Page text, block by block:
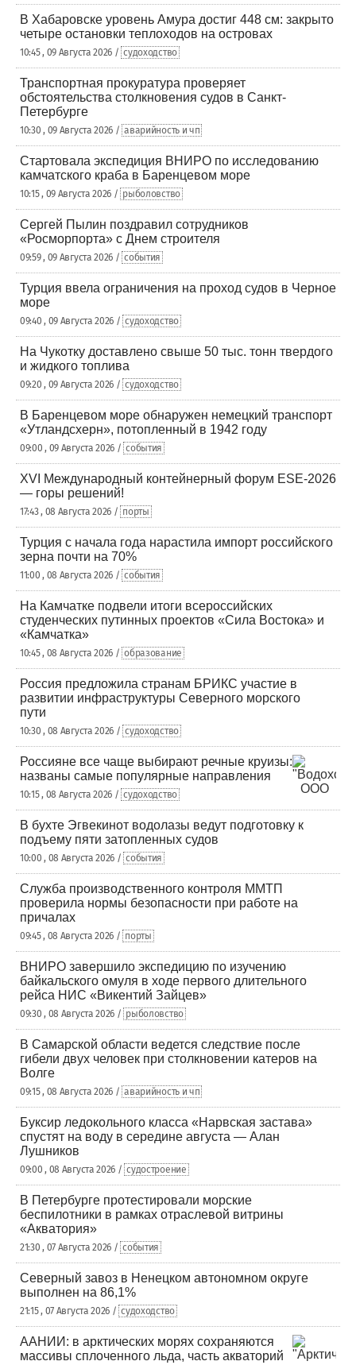
В Хабаровске уровень Амура достиг 448 см: закрыто
четыре остановки теплоходов на островах
10:45 , 09 Августа 2026 / судоходство
Транспортная прокуратура проверяет
обстоятельства столкновения судов в Санкт-
Петербурге
10:30 , 09 Августа 2026 / аварийность и чп
Стартовала экспедиция ВНИРО по исследованию
камчатского краба в Баренцевом море
10:15 , 09 Августа 2026 / рыболовство
Сергей Пылин поздравил сотрудников
«Росморпорта» с Днем строителя
09:59 , 09 Августа 2026 / события
Турция ввела ограничения на проход судов в Черное
море
09:40 , 09 Августа 2026 / судоходство
На Чукотку доставлено свыше 50 тыс. тонн твердого
и жидкого топлива
09:20 , 09 Августа 2026 / судоходство
В Баренцевом море обнаружен немецкий транспорт
«Утландсхерн», потопленный в 1942 году
09:00 , 09 Августа 2026 / события
XVI Международный контейнерный форум ESE-2026
— горы решений!
17:43 , 08 Августа 2026 / порты
Турция с начала года нарастила импорт российского
зерна почти на 70%
11:00 , 08 Августа 2026 / события
На Камчатке подвели итоги всероссийских
студенческих путинных проектов «Сила Востока» и
«Камчатка»
10:45 , 08 Августа 2026 / образование
Россия предложила странам БРИКС участие в
развитии инфраструктуры Северного морского
пути
10:30 , 08 Августа 2026 / судоходство
Россияне все чаще выбирают речные круизы:
названы самые популярные направления
10:15 , 08 Августа 2026 / судоходство
В бухте Эгвекинот водолазы ведут подготовку к
подъему пяти затопленных судов
10:00 , 08 Августа 2026 / события
Служба производственного контроля ММТП
проверила нормы безопасности при работе на
причалах
09:45 , 08 Августа 2026 / порты
ВНИРО завершило экспедицию по изучению
байкальского омуля в ходе первого длительного
рейса НИС «Викентий Зайцев»
09:30 , 08 Августа 2026 / рыболовство
В Самарской области ведется следствие после
гибели двух человек при столкновении катеров на
Волге
09:15 , 08 Августа 2026 / аварийность и чп
Буксир ледокольного класса «Нарвская застава»
спустят на воду в середине августа — Алан
Лушников
09:00 , 08 Августа 2026 / судостроение
В Петербурге протестировали морские
беспилотники в рамках отраслевой витрины
«Акватория»
21:30 , 07 Августа 2026 / события
Северный завоз в Ненецком автономном округе
выполнен на 86,1%
21:15 , 07 Августа 2026 / судоходство
ААНИИ: в арктических морях сохраняются
массивы сплоченного льда, часть акваторий